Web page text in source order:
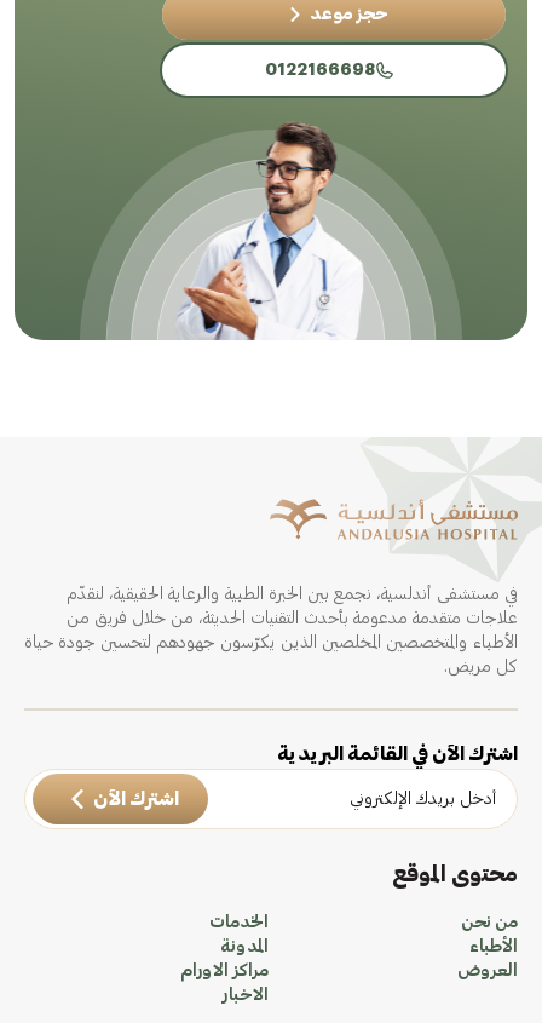
حجز موعد
0122166698
في مستشفى أندلسية، نجمع بين الخبرة الطبية والرعاية الحقيقية، لنقدّم
علاجات متقدمة مدعومة بأحدث التقنيات الحديثة، من خلال فريق من
الأطباء والمتخصصين المخلصين الذين يكرّسون جهودهم لتحسين جودة حياة
كل مريض.
اشترك الآن في القائمة البريدية
اشترك الآن
محتوى الموقع
من نحن
الأطباء
العروض
الخدمات
المدونة
مراكز الاورام
الاخبار